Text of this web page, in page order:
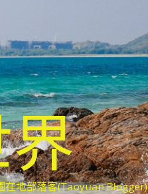
在地部落客(Taoyuan Blogger)